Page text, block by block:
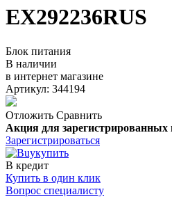
EX292236RUS
Блок питания
В наличии
в интернет магазине
Артикул: 344194
Отложить Сравнить
Акция для зарегистрированных
Зарегистрироваться
купить
В кредит
Купить в один клик
Вопрос специалисту